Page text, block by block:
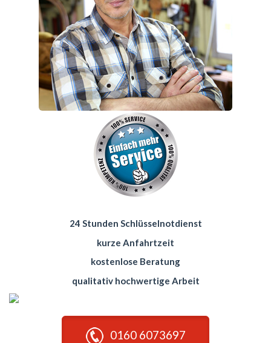
24 Stunden Schlüsselnotdienst
kurze Anfahrtzeit
kostenlose Beratung
qualitativ hochwertige Arbeit
0160 6073697